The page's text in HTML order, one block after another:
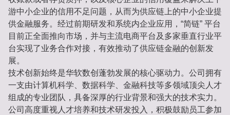
游中小企业的信用不足问题，从而为供应链上的中小企业提
供金融服务。经过前期研发和系统内企业应用，“简链” 平台
目前正全面推向市场，并与主流电商平台及多家垂直行业平
台实现了业务合作对接，有效推动了供应链金融的创新发
展。
技术创新始终是华软数创蓬勃发展的核心驱动力。公司拥有
一支由计算机科学、数据科学、金融科技等多领域顶尖人才
组成的专业团队，具备深厚的行业背景和强大的技术实力。
公司高度重视人才培养和技术研发投入，积极鼓励员工参加